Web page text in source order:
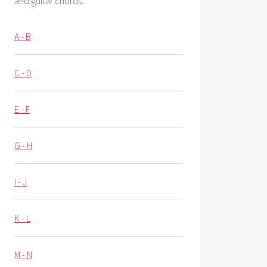
A - B
C - D
E - F
G - H
I - J
K - L
M - N